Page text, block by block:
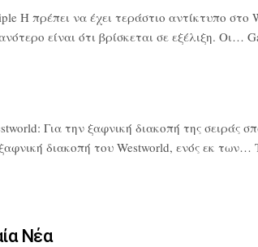
H πρέπει να έχει τεράστιο αντίκτυπο
είναι ότι βρίσκεται σε εξέλιξη.
Για την ξαφνική διακοπή της
διακοπή του Westworld, ενός εκ
Νέα